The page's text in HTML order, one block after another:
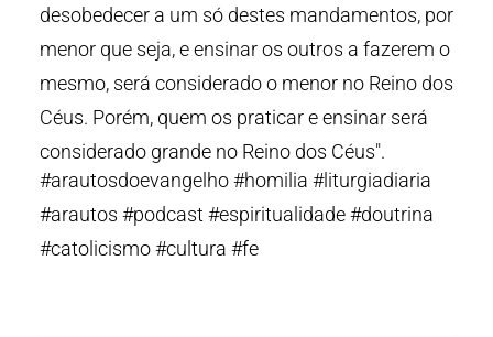
desobedecer a um só destes mandamentos, por
menor que seja, e ensinar os outros a fazerem o
mesmo, será considerado o menor no Reino dos
Céus. Porém, quem os praticar e ensinar será
considerado grande no Reino dos Céus".
#arautosdoevangelho #homilia #liturgiadiaria
#arautos #podcast #espiritualidade #doutrina
#catolicismo #cultura #fe